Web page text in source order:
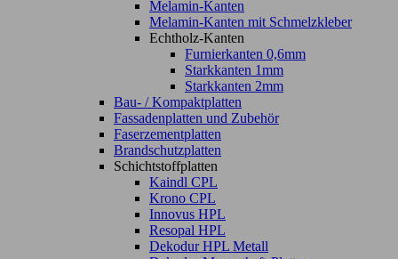
Melamin-Kanten
Melamin-Kanten mit Schmelzkleber
Echtholz-Kanten
Furnierkanten 0,6mm
Starkkanten 1mm
Starkkanten 2mm
Bau- / Kompaktplatten
Fassadenplatten und Zubehör
Faserzementplatten
Brandschutzplatten
Schichtstoffplatten
Kaindl CPL
Krono CPL
Innovus HPL
Resopal HPL
Dekodur HPL Metall